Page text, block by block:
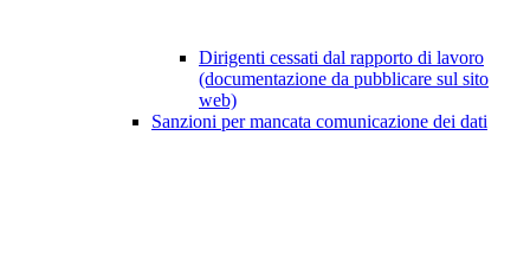
Dirigenti cessati dal rapporto di lavoro
(documentazione da pubblicare sul sito
web)
Sanzioni per mancata comunicazione dei dati